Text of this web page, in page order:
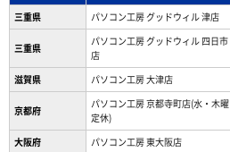
三重県
パソコン工房 グッドウィル 津店
三重県
パソコン工房 グッドウィル 四日市
店
滋賀県 パソコン工房 大津店
京都府
パソコン工房 京都寺町店(水・木曜
定休)
大阪府 パソコン工房 東大阪店